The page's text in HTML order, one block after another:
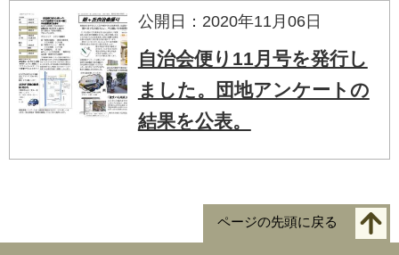
公開日：2020年11月06日
自治会便り11月号を発行し
ました。団地アンケートの
結果を公表。
ページの先頭に戻る